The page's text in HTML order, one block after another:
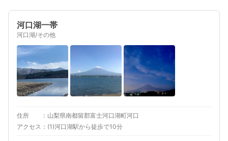
河口湖一帯
河口湖/その他
住所
山梨県南都留郡富士河口湖町河口
アクセス
(1)河口湖駅から徒歩で10分